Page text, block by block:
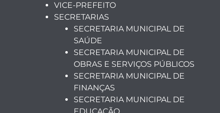
VICE-PREFEITO
SECRETARIAS
SECRETARIA MUNICIPAL DE
SAÚDE
SECRETARIA MUNICIPAL DE
OBRAS E SERVIÇOS PÚBLICOS
SECRETARIA MUNICIPAL DE
FINANÇAS
SECRETARIA MUNICIPAL DE